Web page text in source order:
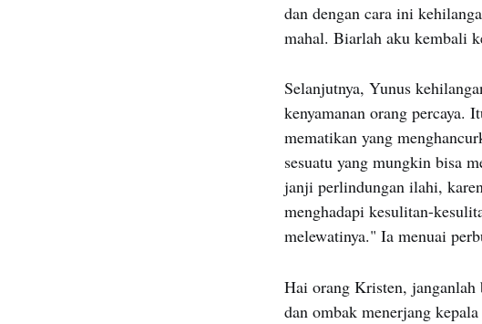
dan dengan cara ini
mahal. Biarlah aku kembali
Selanjutnya, Yunus
kenyamanan orang percaya.
mematikan yang
sesuatu yang mungkin bisa
janji perlindungan ilahi,
menghadapi kesulitan-
melewatinya." Ia menuai
Hai orang Kristen,
dan ombak menerjang